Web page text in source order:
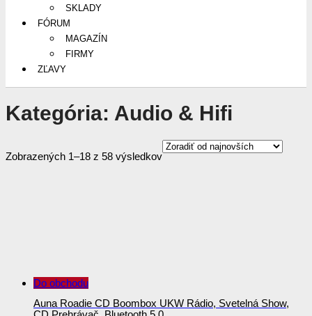
SKLADY
FÓRUM
MAGAZÍN
FIRMY
ZĽAVY
Kategória: Audio & Hifi
Zobrazených 1–18 z 58 výsledkovSorted
Do obchodu
Auna Roadie CD Boombox UKW Rádio, Svetelná Show,